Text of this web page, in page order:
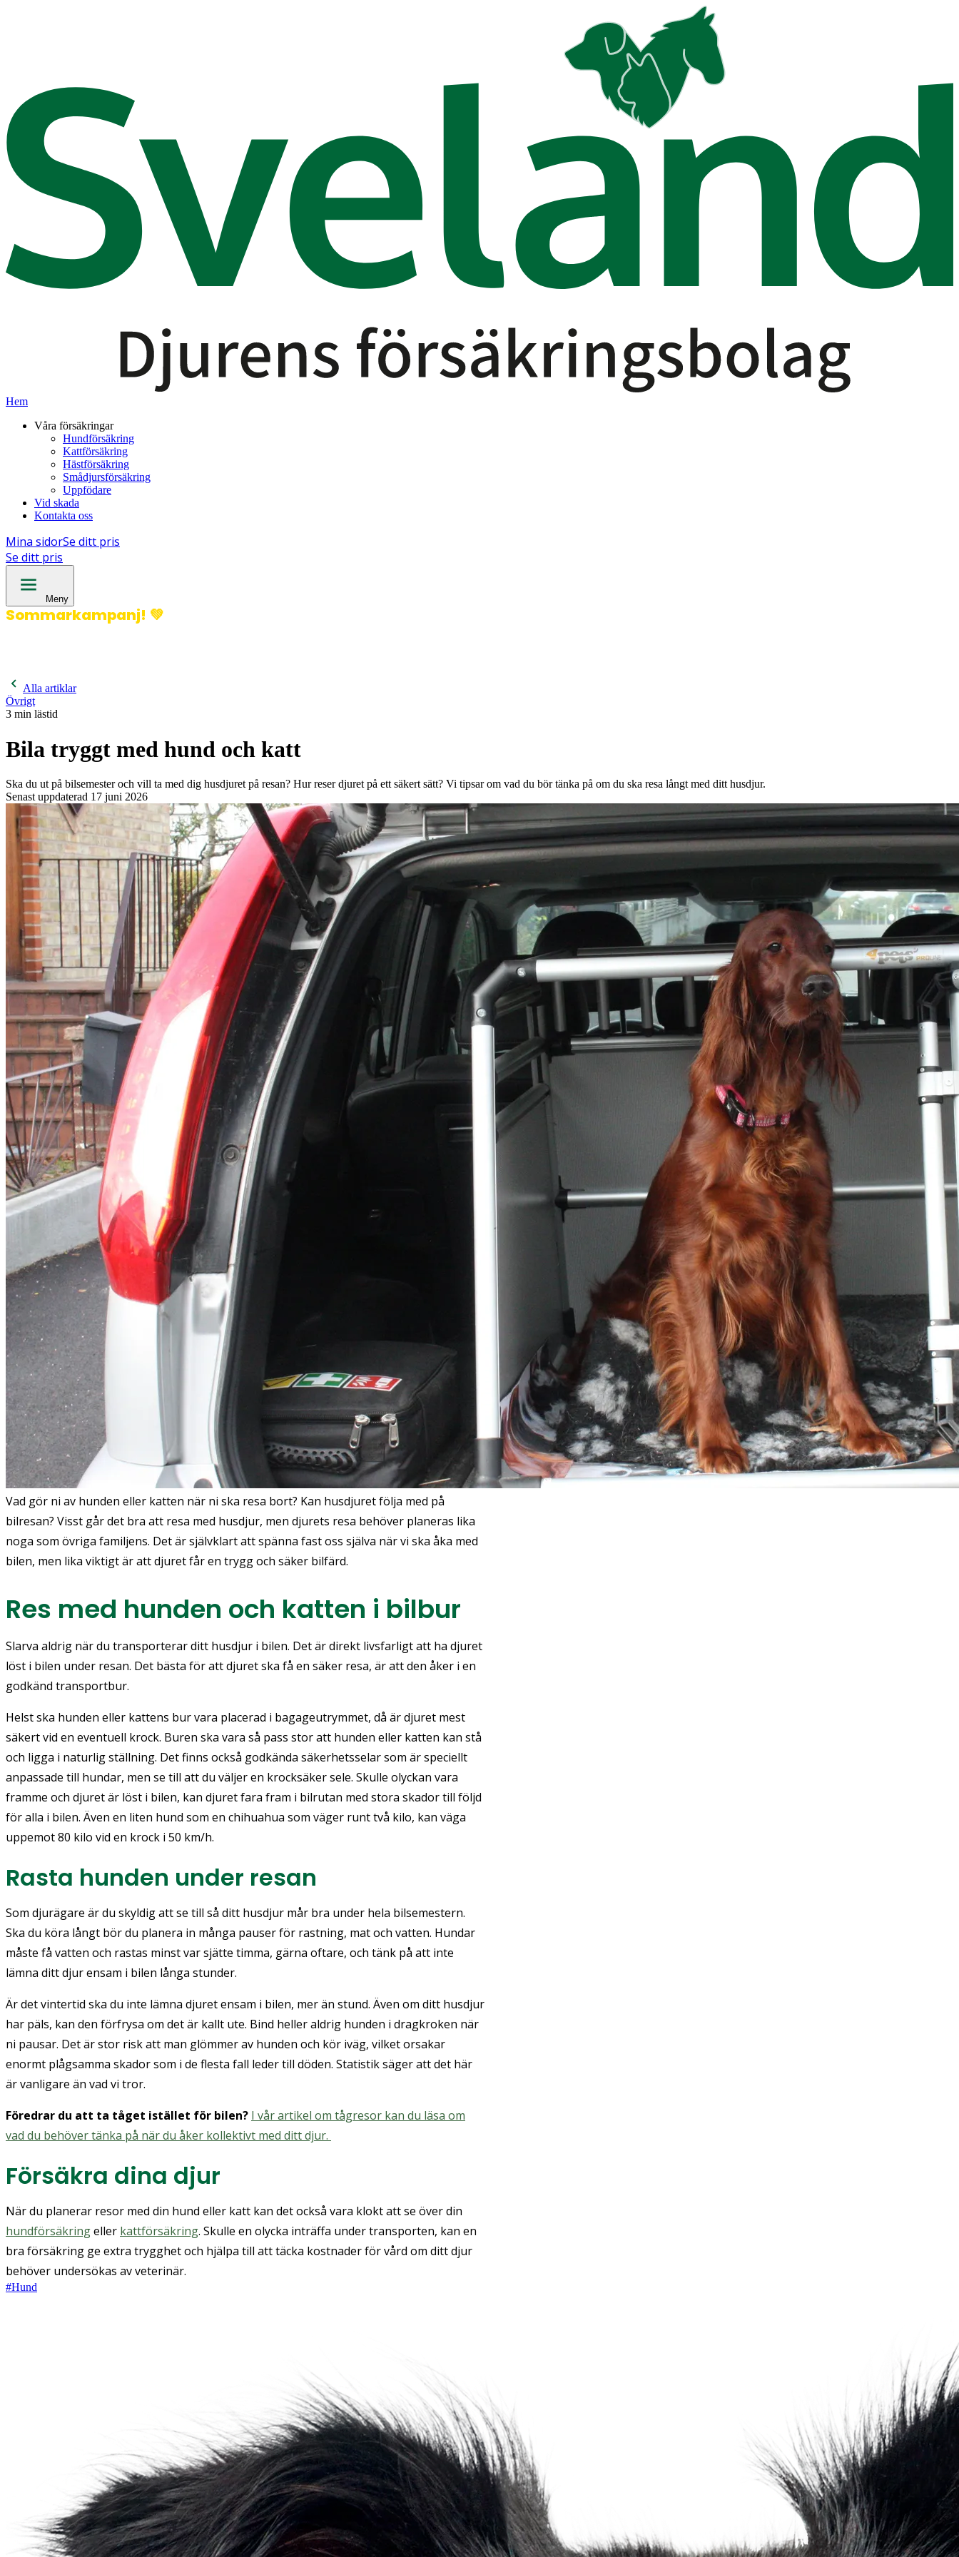
Hem
Våra försäkringar
Hundförsäkring
Kattförsäkring
Hästförsäkring
Smådjursförsäkring
Uppfödare
Vid skada
Kontakta oss
Mina sidorSe ditt pris
Se ditt pris
Meny
Sommarkampanj! 💚
Alla artiklar
Övrigt
3 min lästid
Bila tryggt med hund och katt
Ska du ut på bilsemester och vill ta med dig husdjuret på resan? Hur reser djuret på ett säkert sätt? Vi tipsar om vad du bör tänka på om du ska resa långt med ditt husdjur.
Senast uppdaterad 17 juni 2026
Vad gör ni av hunden eller katten när ni ska resa bort? Kan husdjuret följa med på
bilresan? Visst går det bra att resa med husdjur, men djurets resa behöver planeras lika
noga som övriga familjens. Det är självklart att spänna fast oss själva när vi ska åka med
bilen, men lika viktigt är att djuret får en trygg och säker bilfärd.
Res med hunden och katten i bilbur
Slarva aldrig när du transporterar ditt husdjur i bilen. Det är direkt livsfarligt att ha djuret
löst i bilen under resan. Det bästa för att djuret ska få en säker resa, är att den åker i en
godkänd transportbur.
Helst ska hunden eller kattens bur vara placerad i bagageutrymmet, då är djuret mest
säkert vid en eventuell krock. Buren ska vara så pass stor att hunden eller katten kan stå
och ligga i naturlig ställning. Det finns också godkända säkerhetsselar som är speciellt
anpassade till hundar, men se till att du väljer en krocksäker sele. Skulle olyckan vara
framme och djuret är löst i bilen, kan djuret fara fram i bilrutan med stora skador till följd
för alla i bilen. Även en liten hund som en chihuahua som väger runt två kilo, kan väga
uppemot 80 kilo vid en krock i 50 km/h.
Rasta hunden under resan
Som djurägare är du skyldig att se till så ditt husdjur mår bra under hela bilsemestern.
Ska du köra långt bör du planera in många pauser för rastning, mat och vatten. Hundar
måste få vatten och rastas minst var sjätte timma, gärna oftare, och tänk på att inte
lämna ditt djur ensam i bilen långa stunder.
Är det vintertid ska du inte lämna djuret ensam i bilen, mer än stund. Även om ditt husdjur
har päls, kan den förfrysa om det är kallt ute. Bind heller aldrig hunden i dragkroken när
ni pausar. Det är stor risk att man glömmer av hunden och kör iväg, vilket orsakar
enormt plågsamma skador som i de flesta fall leder till döden. Statistik säger att det här
är vanligare än vad vi tror.
Föredrar du att ta tåget istället för bilen? I vår artikel om tågresor kan du läsa om
vad du behöver tänka på när du åker kollektivt med ditt djur.
Försäkra dina djur
När du planerar resor med din hund eller katt kan det också vara klokt att se över din
hundförsäkringeller kattförsäkring. Skulle en olycka inträffa under transporten, kan en
bra försäkring ge extra trygghet och hjälpa till att täcka kostnader för vård om ditt djur
behöver undersökas av veterinär.
#Hund